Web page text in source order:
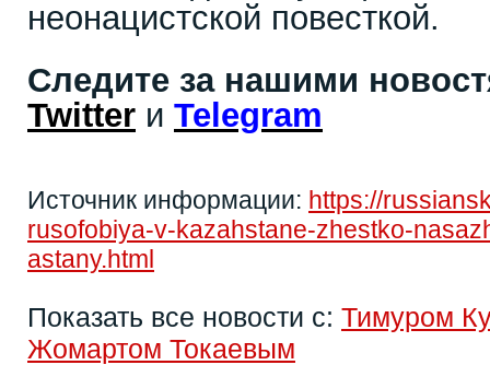
неонацистской повесткой.
Следите за нашими
Twitter и Telegram
Источник информации: https://
rusofobiya-v-kazahstane-zhestko-
astany.html
Показать все новости с: Тимуром
Жомартом Токаевым